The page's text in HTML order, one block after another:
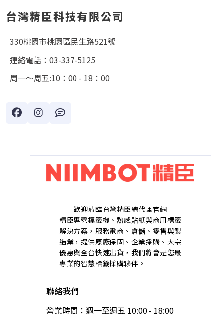
台灣精臣科技有限公司
330桃園市桃園區民生路521號
連絡電話：03-337-5125
周一～周五:10：00 - 18：00
歡迎蒞臨台灣精臣總代理官網
精臣專營標籤機、熱感貼紙與商用標籤
解決方案，服務電商、倉儲、零售與製
造業，提供原廠保固、企業採購、大宗
優惠與全台快速出貨，我們將會是您最
專業的智慧標籤採購夥伴。
聯絡我們
營業時間：週一至週五 10:00 - 18:00